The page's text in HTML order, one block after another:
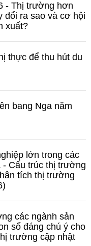
- Thị trường hơn
đổi ra sao và cơ hội
xuất?
thực để thu hút du
bang Nga năm
lớn trong các
- Cấu trúc thị trường
tích thị trường
các ngành sản
số đáng chú ý cho
trường cập nhật